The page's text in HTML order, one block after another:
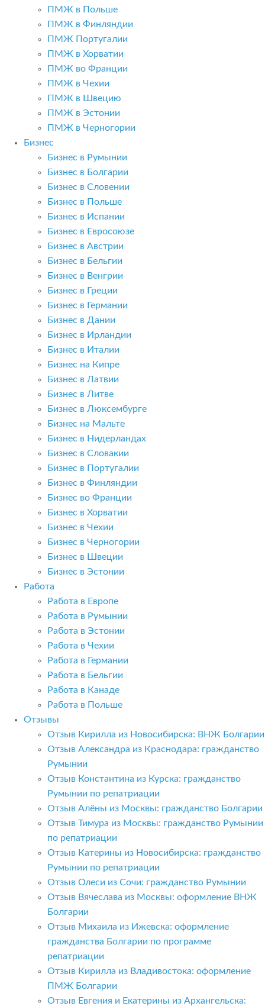
ПМЖ в Польше
ПМЖ в Финляндии
ПМЖ Португалии
ПМЖ в Хорватии
ПМЖ во Франции
ПМЖ в Чехии
ПМЖ в Швецию
ПМЖ в Эстонии
ПМЖ в Черногории
Бизнес
Бизнес в Румынии
Бизнес в Болгарии
Бизнес в Словении
Бизнес в Польше
Бизнес в Испании
Бизнес в Евросоюзе
Бизнес в Австрии
Бизнес в Бельгии
Бизнес в Венгрии
Бизнес в Греции
Бизнес в Германии
Бизнес в Дании
Бизнес в Ирландии
Бизнес в Италии
Бизнес на Кипре
Бизнес в Латвии
Бизнес в Литве
Бизнес в Люксембурге
Бизнес на Мальте
Бизнес в Нидерландах
Бизнес в Словакии
Бизнес в Португалии
Бизнес в Финляндии
Бизнес во Франции
Бизнес в Хорватии
Бизнес в Чехии
Бизнес в Черногории
Бизнес в Швеции
Бизнес в Эстонии
Работа
Работа в Европе
Работа в Румынии
Работа в Эстонии
Работа в Чехии
Работа в Германии
Работа в Бельгии
Работа в Канаде
Работа в Польше
Отзывы
Отзыв Кирилла из Новосибирска: ВНЖ Болгарии
Отзыв Александра из Краснодара: гражданство
Румынии
Отзыв Константина из Курска: гражданство
Румынии по репатриации
Отзыв Алёны из Москвы: гражданство Болгарии
Отзыв Тимура из Москвы: гражданство Румынии
по репатриации
Отзыв Катерины из Новосибирска: гражданство
Румынии по репатриации
Отзыв Олеси из Сочи: гражданство Румынии
Отзыв Вячеслава из Москвы: оформление ВНЖ
Болгарии
Отзыв Михаила из Ижевска: оформление
гражданства Болгарии по программе
репатриации
Отзыв Кирилла из Владивостока: оформление
ПМЖ Болгарии
Отзыв Евгения и Екатерины из Архангельска: